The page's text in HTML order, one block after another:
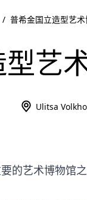
/ 普希金国立造型艺
艺
Ulitsa
的艺术博物馆